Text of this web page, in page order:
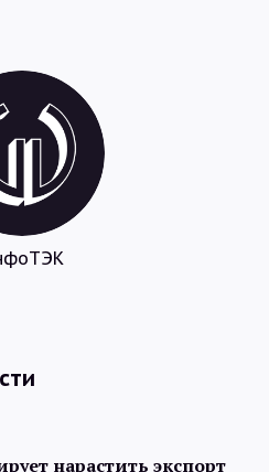
нарастить экспорт